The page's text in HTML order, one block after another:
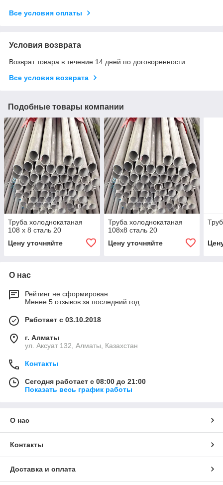
Все условия оплаты
Условия возврата
Возврат товара в течение 14 дней по договоренности
Все условия возврата
Подобные товары компании
Труба холоднокатаная
108 х 8 сталь 20
Цену уточняйте
Труба холоднокатаная
108х8 сталь 20
Цену уточняйте
О нас
Рейтинг не сформирован
Менее 5 отзывов за последний год
Работает с 03.10.2018
г. Алматы
ул. Аксуат 132, Алматы, Казахстан
Контакты
Сегодня работает с 08:00 до 21:00
Показать весь график работы
О нас
Контакты
Доставка и оплата